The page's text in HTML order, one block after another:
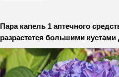
Пара капель 1 аптечного
разрастется большими